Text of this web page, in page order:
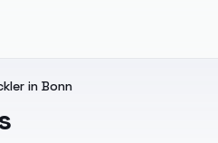
in Bonn